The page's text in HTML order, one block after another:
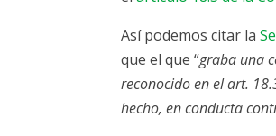
Así podemos citar la
que el que “graba una
reconocido en el art.
hecho, en conducta